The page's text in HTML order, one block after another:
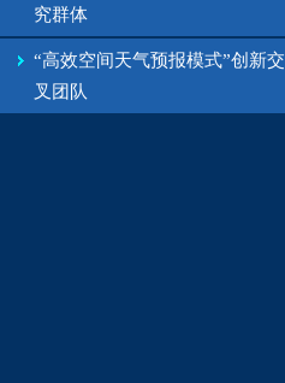
究群体
“高效空间天气预报模式”创新交
叉团队